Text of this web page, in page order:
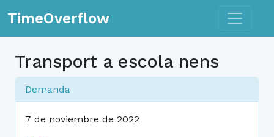
TimeOverflow Toggle
Transport a escola nens
Demanda
7 de noviembre de 2022